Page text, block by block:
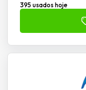
395 usados hoje